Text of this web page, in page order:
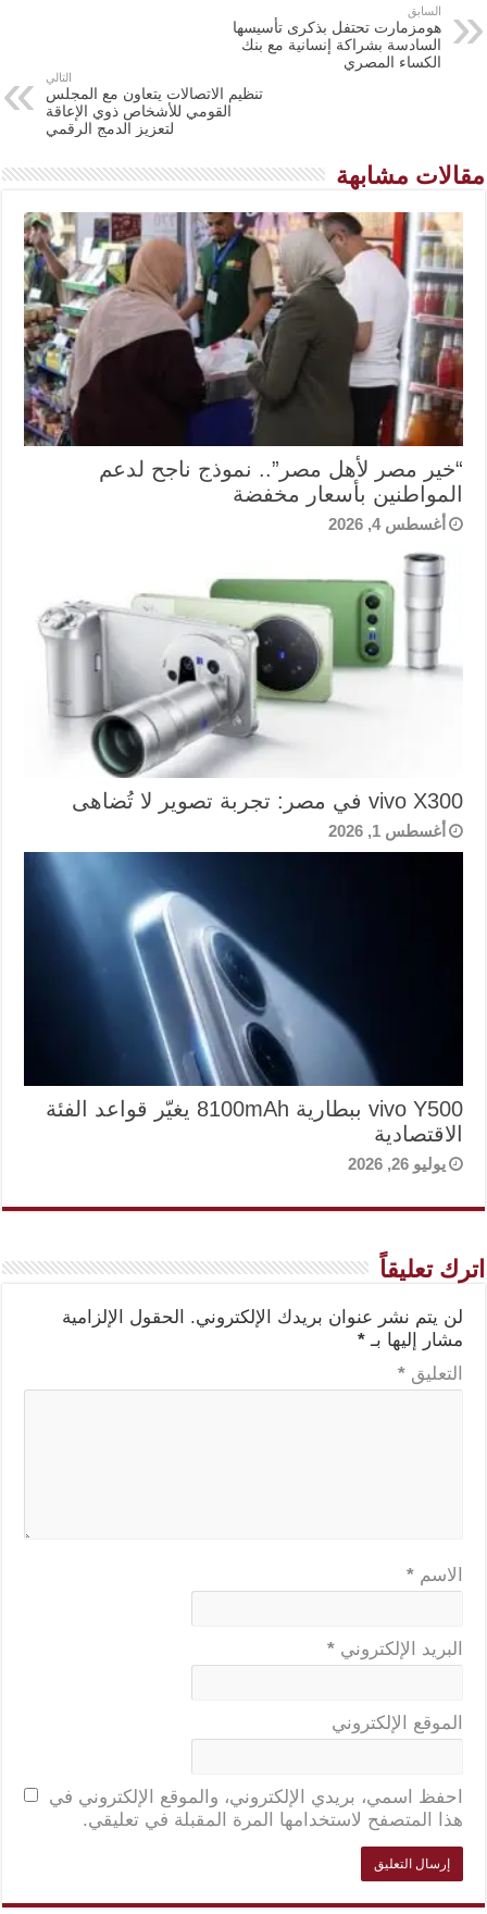
السابق
هومزمارت تحتفل بذكرى تأسيسها
السادسة بشراكة إنسانية مع بنك
الكساء المصري
التالي
تنظيم الاتصالات يتعاون مع المجلس
القومي للأشخاص ذوي الإعاقة
لتعزيز الدمج الرقمي
مقالات مشابهة
“خير مصر لأهل مصر”.. نموذج ناجح لدعم
المواطنين بأسعار مخفضة
أغسطس 4, 2026
vivo X300 في مصر: تجربة تصوير لا تُضاهى
أغسطس 1, 2026
vivo Y500 ببطارية 8100mAh يغيّر قواعد الفئة
الاقتصادية
يوليو 26, 2026
اترك تعليقاً
لن يتم نشر عنوان بريدك الإلكتروني.
الحقول الإلزامية
مشار إليها بـ *
التعليق *
الاسم *
البريد الإلكتروني *
الموقع الإلكتروني
احفظ اسمي، بريدي الإلكتروني، والموقع الإلكتروني في
هذا المتصفح لاستخدامها المرة المقبلة في تعليقي.